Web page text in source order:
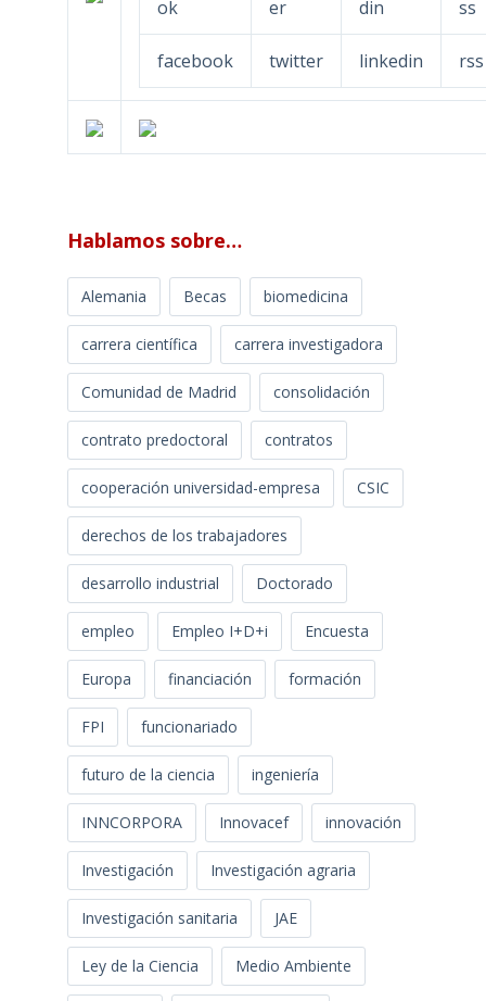
facebook twitter linkedin rss
Hablamos sobre…
Alemania Becas biomedicina
carrera científica carrera investigadora
Comunidad de Madrid consolidación
contrato predoctoral contratos
cooperación universidad-empresa CSIC
derechos de los trabajadores
desarrollo industrial Doctorado
empleo Empleo I+D+i Encuesta
Europa financiación formación
FPI funcionariado
futuro de la ciencia ingeniería
INNCORPORA Innovacef innovación
Investigación Investigación agraria
Investigación sanitaria JAE
Ley de la Ciencia Medio Ambiente